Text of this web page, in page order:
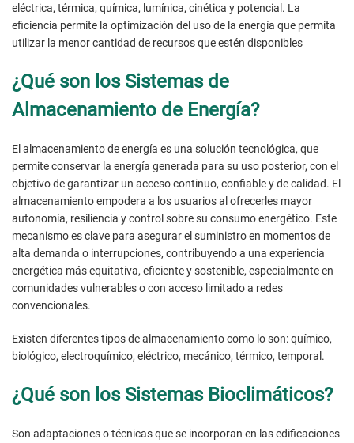
eléctrica, térmica, química, lumínica, cinética y potencial. La
eficiencia permite la optimización del uso de la energía que permita
utilizar la menor cantidad de recursos que estén disponibles
¿Qué son los Sistemas de
Almacenamiento de Energía?
El almacenamiento de energía es una solución tecnológica, que
permite conservar la energía generada para su uso posterior, con el
objetivo de garantizar un acceso continuo, confiable y de calidad. El
almacenamiento empodera a los usuarios al ofrecerles mayor
autonomía, resiliencia y control sobre su consumo energético. Este
mecanismo es clave para asegurar el suministro en momentos de
alta demanda o interrupciones, contribuyendo a una experiencia
energética más equitativa, eficiente y sostenible, especialmente en
comunidades vulnerables o con acceso limitado a redes
convencionales.
Existen diferentes tipos de almacenamiento como lo son: químico,
biológico, electroquímico, eléctrico, mecánico, térmico, temporal.
¿Qué son los Sistemas Bioclimáticos?
Son adaptaciones o técnicas que se incorporan en las edificaciones